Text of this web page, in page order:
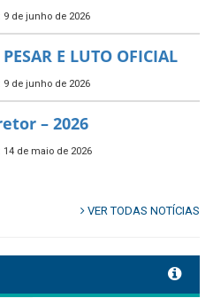
9 de junho de 2026
Arborização Urbana!
9 de junho de 2026
Mundial do Meio
em Tamandaré
estratégico do